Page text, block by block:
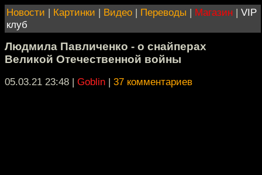
Новости | Картинки | Видео | Переводы | Магазин | VIP
клуб
Людмила Павличенко - о снайперах
Великой Отечественной войны
05.03.21 23:48 | Goblin | 37 комментариев